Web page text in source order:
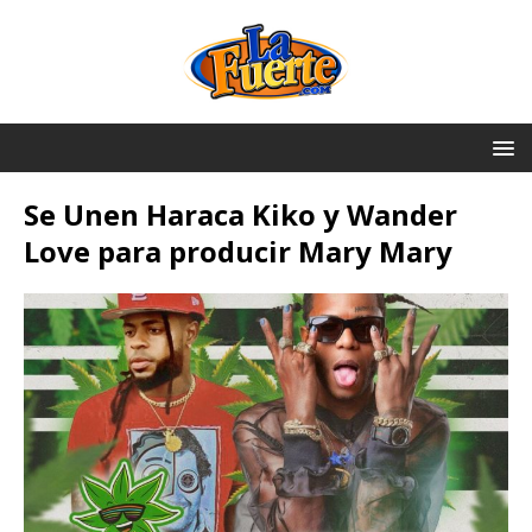
Se Unen Haraca Kiko y Wander
Love para producir Mary Mary